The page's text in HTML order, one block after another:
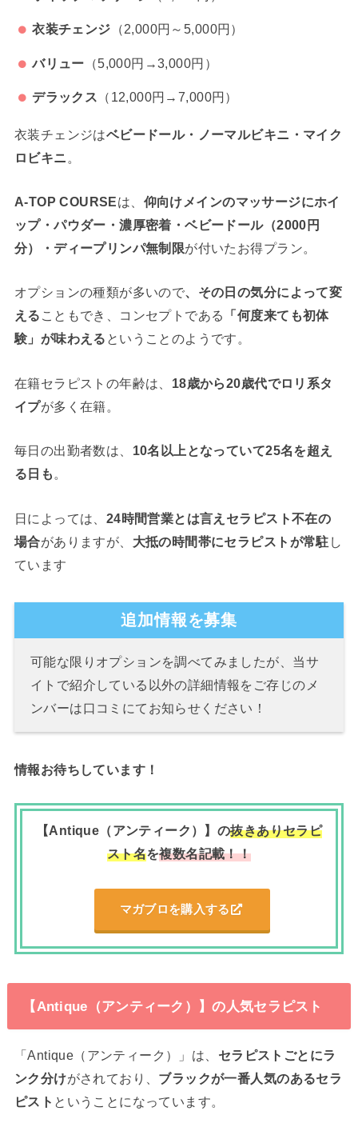
衣装チェンジ （2,000円～5,000円）
バリュー （5,000円→3,000円）
デラックス （12,000円→7,000円）
衣装チェンジはベビードール・ノーマルビキニ・マイク
ロビキニ 。
A-TOP COURSEは、 仰向けメインのマッサージにホイ
ップ・パウダー・濃厚密着・ベビードール（2000円
分）・ディープリンパ無制限が付いたお得プラン。
オプションの種類が多いので、その日の気分によって変
える こともでき、コンセプトである
「何度来ても初体
験」が味わえる ということのようです。
在籍セラピストの年齢は、 18歳から20歳代でロリ系タ
イプが多く在籍。
毎日の出勤者数は、 10名以上となっていて25名を超え
る日も 。
日によっては、 24時間営業とは言えセラピスト不在の
場合がありますが、 大抵の時間帯にセラピストが常駐 し
ています
追加情報を募集
可能な限りオプションを調べてみましたが、当サ
イトで紹介している以外の詳細情報をご存じのメ
ンバーは口コミにてお知らせください！
情報お待ちしています！
【Antique（アンティーク）】の抜きありセラピ
スト名を複数名記載！！
マガブロを購入する
【Antique（アンティーク）】の人気セラピスト
「Antique（アンティーク）」は、 セラピストごとにラ
ンク分けがされており、 ブラックが一番人気のあるセラ
ピスト ということになっています。